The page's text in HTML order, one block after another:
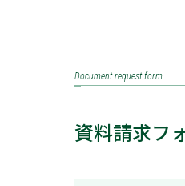
Document request form
資料請求フ